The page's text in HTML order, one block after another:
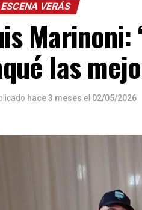
VERÁS
Marinoni:
las
hace 3 meses el 02/05/2026